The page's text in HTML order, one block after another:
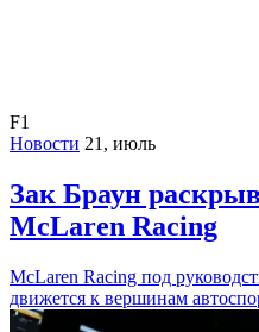
F1
Новости 21, июль
Зак Браун
McLaren Racing
McLaren Racing под
движется к вершинам